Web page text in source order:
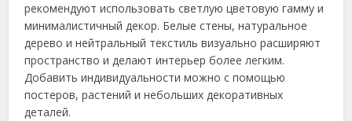
рекомендуют использовать светлую цветовую гамму и
минималистичный декор. Белые стены, натуральное
дерево и нейтральный текстиль визуально расширяют
пространство и делают интерьер более легким.
Добавить индивидуальности можно с помощью
постеров, растений и небольших декоративных
деталей.